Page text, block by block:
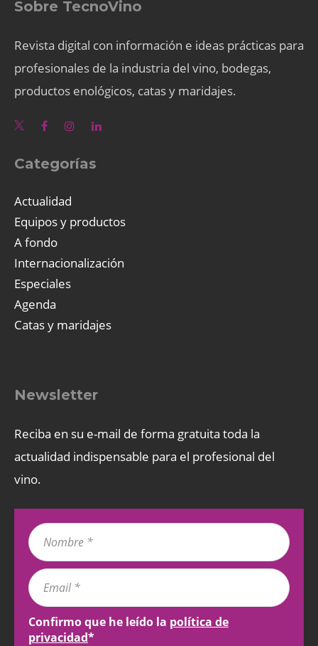
Sobre TecnoVino
Revista digital con información e ideas prácticas para
profesionales de la industria del vino, bodegas,
productos enológicos, catas y maridajes.
Categorías
Actualidad
Equipos y productos
A fondo
Internacionalización
Especiales
Agenda
Catas y maridajes
Newsletter
Reciba en su e-mail de forma gratuita toda la
actualidad indispensable para el profesional del
vino.
Confirmo que he leído la política de
privacidad*